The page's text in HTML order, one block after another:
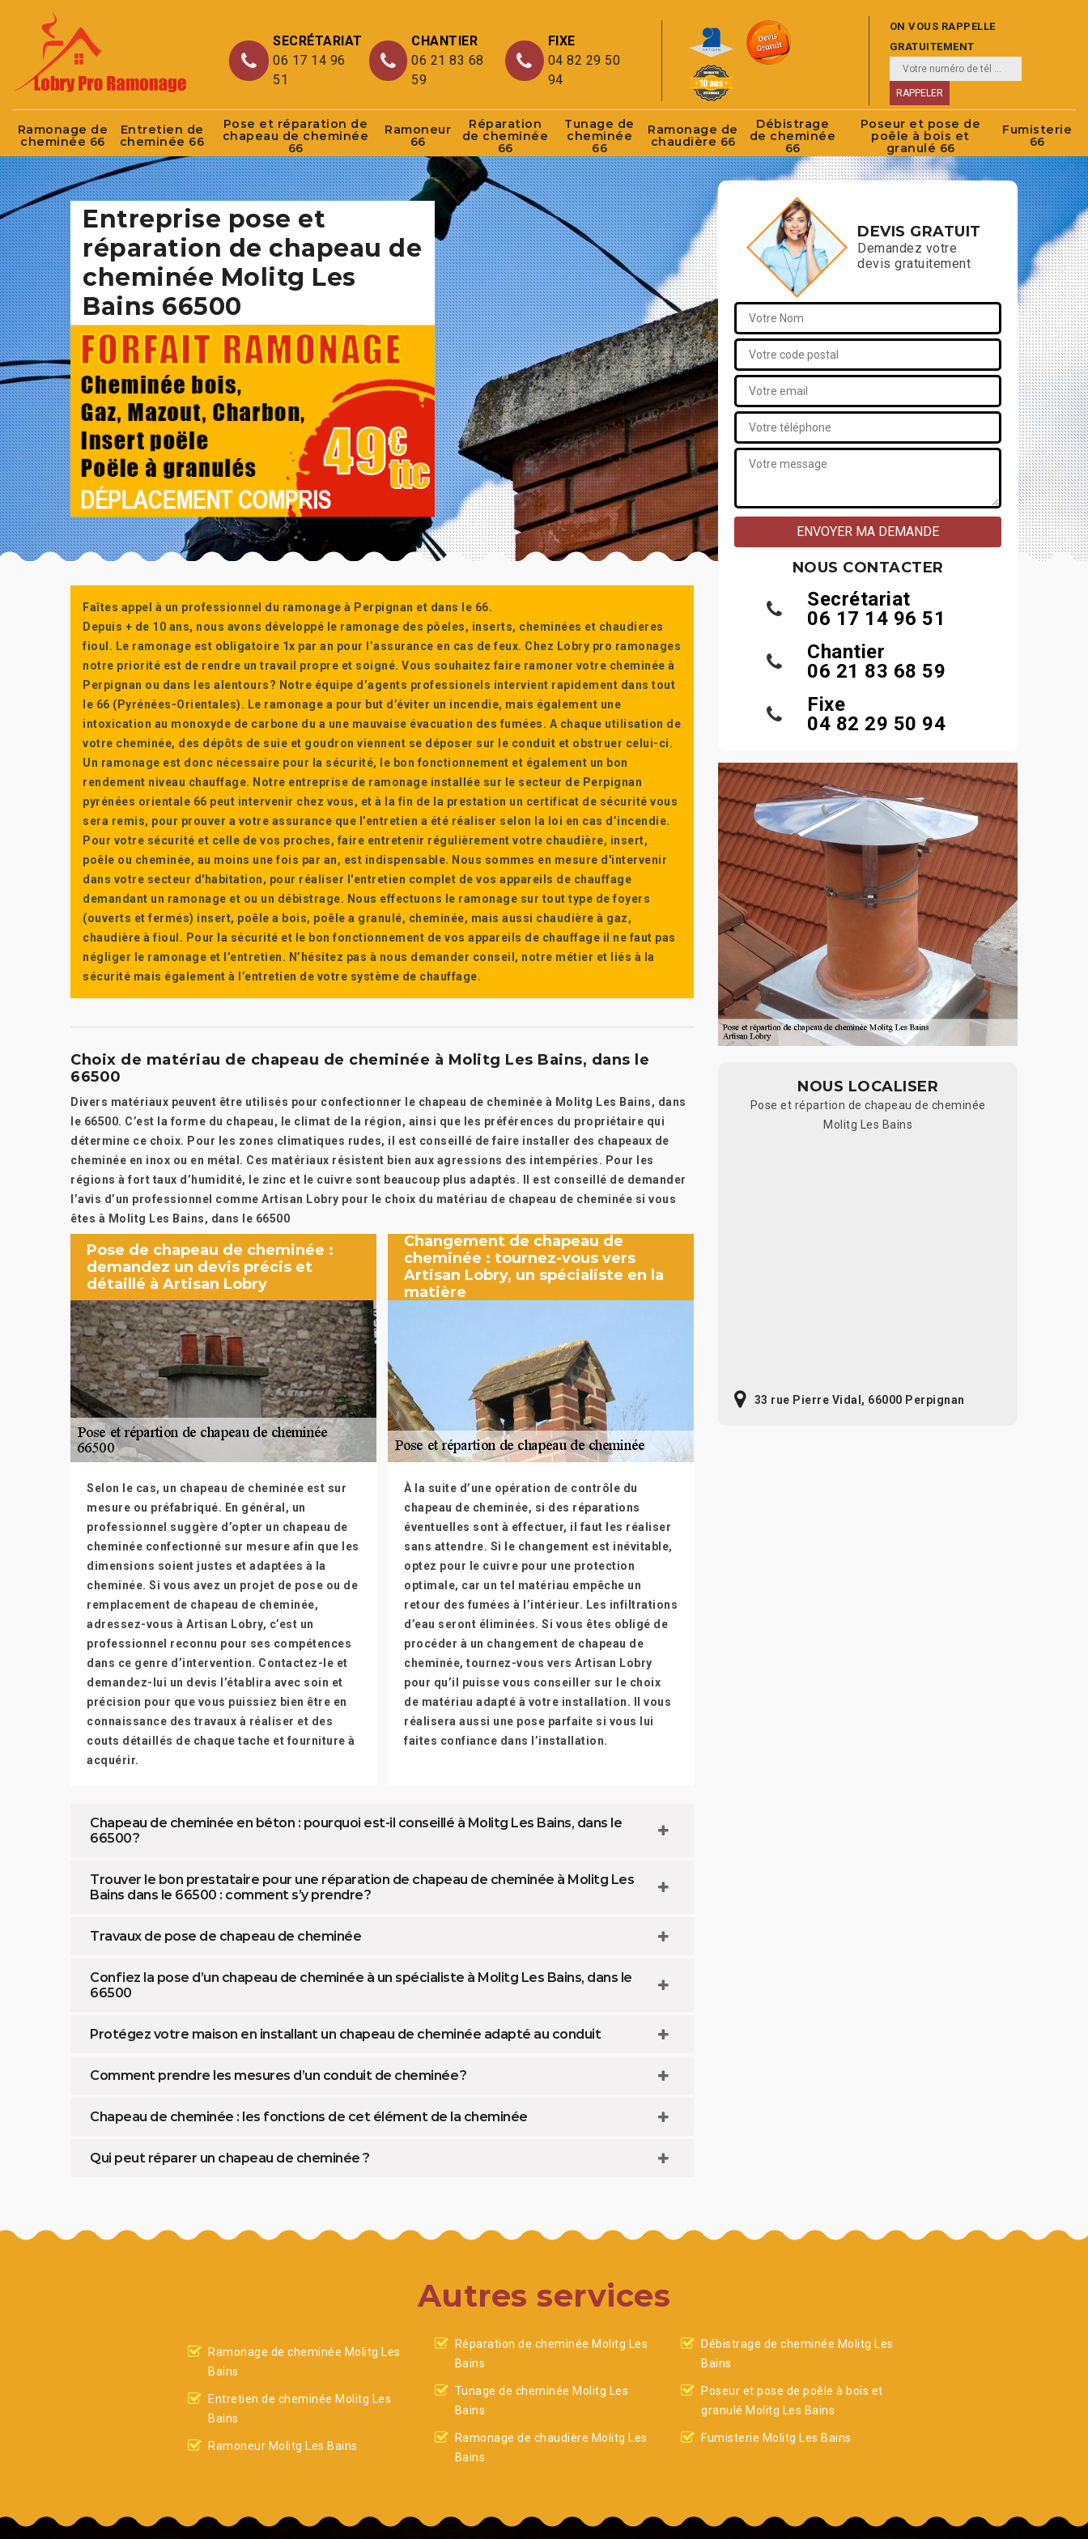
SECRÉTARIAT
06 17 14 96
51
CHANTIER
06 21 83 68
59
FIXE
04 82 29 50
94
ON VOUS RAPPELLE
GRATUITEMENT
Ramonage de
cheminée 66
Entretien de
cheminée 66
Pose et réparation de
chapeau de cheminée
66
Ramoneur
66
Réparation
de cheminée
66
Tunage de
cheminée
66
Ramonage de
chaudière 66
Débistrage
de cheminée
66
Poseur et pose de
poêle à bois et
granulé 66
Fumisterie
66
Entreprise pose et
réparation de chapeau de
cheminée Molitg Les
Bains 66500
Faîtes appel à un professionnel du ramonage à Perpignan et dans le 66.
Depuis + de 10 ans, nous avons développé le ramonage des pôeles, inserts, cheminées et chaudieres
fioul. Le ramonage est obligatoire 1x par an pour l’assurance en cas de feux. Chez Lobry pro ramonages
notre priorité est de rendre un travail propre et soigné. Vous souhaitez faire ramoner votre cheminée à
Perpignan ou dans les alentours? Notre équipe d’agents professionels intervient rapidement dans tout
le 66 (Pyrénées-Orientales). Le ramonage a pour but d’éviter un incendie, mais également une
intoxication au monoxyde de carbone du a une mauvaise évacuation des fumées. A chaque utilisation de
votre cheminée, des dépôts de suie et goudron viennent se déposer sur le conduit et obstruer celui-ci.
Un ramonage est donc nécessaire pour la sécurité, le bon fonctionnement et également un bon
rendement niveau chauffage. Notre entreprise de ramonage installée sur le secteur de Perpignan
pyrénées orientale 66 peut intervenir chez vous, et à la fin de la prestation un certificat de sécurité vous
sera remis, pour prouver a votre assurance que l’entretien a été réaliser selon la loi en cas d’incendie.
Pour votre sécurité et celle de vos proches, faire entretenir régulièrement votre chaudière, insert,
poêle ou cheminée, au moins une fois par an, est indispensable. Nous sommes en mesure d'intervenir
dans votre secteur d'habitation, pour réaliser l'entretien complet de vos appareils de chauffage
demandant un ramonage et ou un débistrage. Nous effectuons le ramonage sur tout type de foyers
(ouverts et fermés) insert, poêle a bois, poêle a granulé, cheminée, mais aussi chaudière à gaz,
chaudière à fioul. Pour la sécurité et le bon fonctionnement de vos appareils de chauffage il ne faut pas
négliger le ramonage et l’entretien. N’hésitez pas à nous demander conseil, notre métier et liés à la
sécurité mais également à l’entretien de votre système de chauffage.
Choix de matériau de chapeau de cheminée à Molitg Les Bains, dans le
66500
Divers matériaux peuvent être utilisés pour confectionner le chapeau de cheminée à Molitg Les Bains, dans
le 66500. C’est la forme du chapeau, le climat de la région, ainsi que les préférences du propriétaire qui
détermine ce choix. Pour les zones climatiques rudes, il est conseillé de faire installer des chapeaux de
cheminée en inox ou en métal. Ces matériaux résistent bien aux agressions des intempéries. Pour les
régions à fort taux d’humidité, le zinc et le cuivre sont beaucoup plus adaptés. Il est conseillé de demander
l’avis d’un professionnel comme Artisan Lobry pour le choix du matériau de chapeau de cheminée si vous
êtes à Molitg Les Bains, dans le 66500
Pose de chapeau de cheminée :
demandez un devis précis et
détaillé à Artisan Lobry
Selon le cas, un chapeau de cheminée est sur
mesure ou préfabriqué. En général, un
professionnel suggère d’opter un chapeau de
cheminée confectionné sur mesure afin que les
dimensions soient justes et adaptées à la
cheminée. Si vous avez un projet de pose ou de
remplacement de chapeau de cheminée,
adressez-vous à Artisan Lobry, c’est un
professionnel reconnu pour ses compétences
dans ce genre d’intervention. Contactez-le et
demandez-lui un devis l’établira avec soin et
précision pour que vous puissiez bien être en
connaissance des travaux à réaliser et des
couts détaillés de chaque tache et fourniture à
acquérir.
Changement de chapeau de
cheminée : tournez-vous vers
Artisan Lobry, un spécialiste en la
matière
À la suite d’une opération de contrôle du
chapeau de cheminée, si des réparations
éventuelles sont à effectuer, il faut les réaliser
sans attendre. Si le changement est inévitable,
optez pour le cuivre pour une protection
optimale, car un tel matériau empêche un
retour des fumées à l’intérieur. Les infiltrations
d’eau seront éliminées. Si vous êtes obligé de
procéder à un changement de chapeau de
cheminée, tournez-vous vers Artisan Lobry
pour qu’il puisse vous conseiller sur le choix
de matériau adapté à votre installation. Il vous
réalisera aussi une pose parfaite si vous lui
faites confiance dans l’installation.
Chapeau de cheminée en béton : pourquoi est-il conseillé à Molitg Les Bains, dans le
66500 ?
Trouver le bon prestataire pour une réparation de chapeau de cheminée à Molitg Les
Bains dans le 66500 : comment s’y prendre ?
Travaux de pose de chapeau de cheminée
Confiez la pose d’un chapeau de cheminée à un spécialiste à Molitg Les Bains, dans le
66500
Protégez votre maison en installant un chapeau de cheminée adapté au conduit
Comment prendre les mesures d’un conduit de cheminée ?
Chapeau de cheminée : les fonctions de cet élément de la cheminée
Qui peut réparer un chapeau de cheminée ?
DEVIS GRATUIT
Demandez votre
devis gratuitement
NOUS CONTACTER
Secrétariat
06 17 14 96 51
Chantier
06 21 83 68 59
Fixe
04 82 29 50 94
NOUS LOCALISER
Pose et répartion de chapeau de cheminée
Molitg Les Bains
33 rue Pierre Vidal, 66000 Perpignan
Autres services
Ramonage de cheminée Molitg Les
Bains
Entretien de cheminée Molitg Les
Bains
Ramoneur Molitg Les Bains
Réparation de cheminée Molitg Les
Bains
Tunage de cheminée Molitg Les
Bains
Ramonage de chaudière Molitg Les
Bains
Débistrage de cheminée Molitg Les
Bains
Poseur et pose de poêle à bois et
granulé Molitg Les Bains
Fumisterie Molitg Les Bains